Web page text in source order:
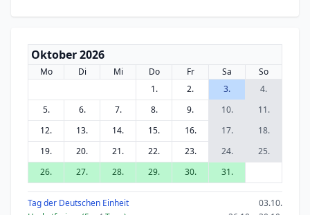
Oktober 2026
Mo Di Mi Do Fr Sa
So
1.
2. 3.
4.
5.
6. 7. 8. 9. 10.
11.
12.
13. 14. 15. 16. 17.
18.
19.
20. 21. 22. 23. 24.
25.
26.
27. 28. 29. 30. 31.
Tag der Deutschen Einheit
03.10.